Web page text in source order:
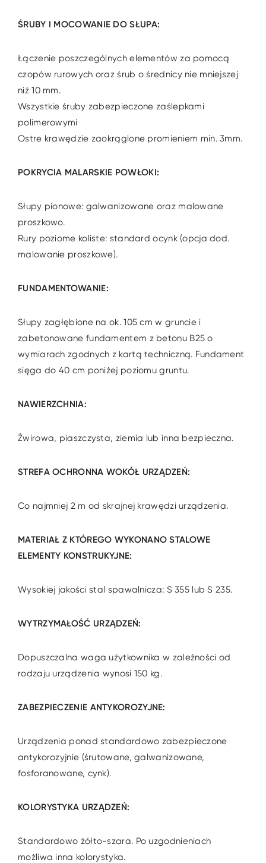
ŚRUBY I MOCOWANIE DO SŁUPA:
Łączenie poszczególnych elementów za pomocą
czopów rurowych oraz śrub o średnicy nie mniejszej
niż 10 mm.
Wszystkie śruby zabezpieczone zaślepkami
polimerowymi
Ostre krawędzie zaokrąglone promieniem min. 3mm.
POKRYCIA MALARSKIE POWŁOKI:
Słupy pionowe: galwanizowane oraz malowane
proszkowo.
Rury poziome koliste: standard ocynk (opcja dod.
malowanie proszkowe).
FUNDAMENTOWANIE:
Słupy zagłębione na ok. 105 cm w gruncie i
zabetonowane fundamentem z betonu B25 o
wymiarach zgodnych z kartą techniczną. Fundament
sięga do 40 cm poniżej poziomu gruntu.
NAWIERZCHNIA:
Żwirowa, piaszczysta, ziemia lub inna bezpieczna.
STREFA OCHRONNA WOKÓŁ URZĄDZEŃ:
Co najmniej 2 m od skrajnej krawędzi urządzenia.
MATERIAŁ Z KTÓREGO WYKONANO STALOWE
ELEMENTY KONSTRUKYJNE:
Wysokiej jakości stal spawalnicza: S 355 lub S 235.
WYTRZYMAŁOŚĆ URZĄDZEŃ:
Dopuszczalna waga użytkownika w zależności od
rodzaju urządzenia wynosi 150 kg.
ZABEZPIECZENIE ANTYKOROZYJNE:
Urządzenia ponad standardowo zabezpieczone
antykorozyjnie (śrutowane, galwanizowane,
fosforanowane, cynk).
KOLORYSTYKA URZĄDZEŃ:
Standardowo żółto-szara. Po uzgodnieniach
możliwa inna kolorystyka.